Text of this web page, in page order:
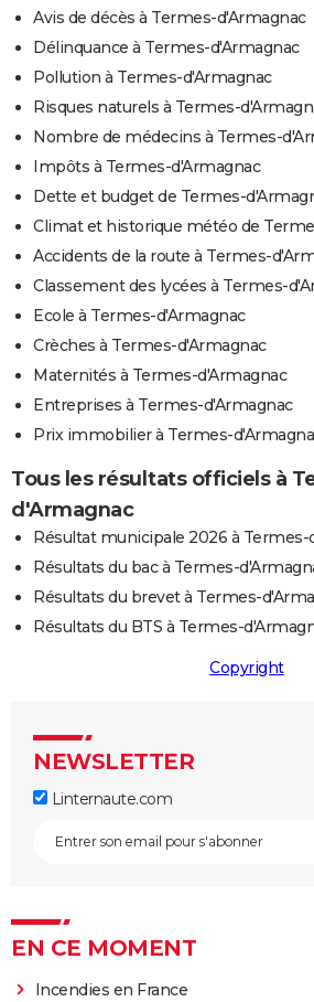
Avis de décès à Termes-d'Armagnac
Délinquance à Termes-d'Armagnac
Pollution à Termes-d'Armagnac
Risques naturels à Termes-
Nombre de médecins à Termes-
Impôts à Termes-d'Armagnac
Dette et budget de Termes-
Climat et historique météo de
Accidents de la route à Termes-
Classement des lycées à Termes-
Ecole à Termes-d'Armagnac
Crèches à Termes-d'Armagnac
Maternités à Termes-d'Armagnac
Entreprises à Termes-d'Armagnac
Prix immobilier à Termes-
Tous les résultats officiels à
d'Armagnac
Résultat municipale 2026 à Termes-
Résultats du bac à Termes-
Résultats du brevet à Termes-
Résultats du BTS à Termes-
Copyright
NEWSLETTER
Linternaute.com
EN CE MOMENT
Incendies en France